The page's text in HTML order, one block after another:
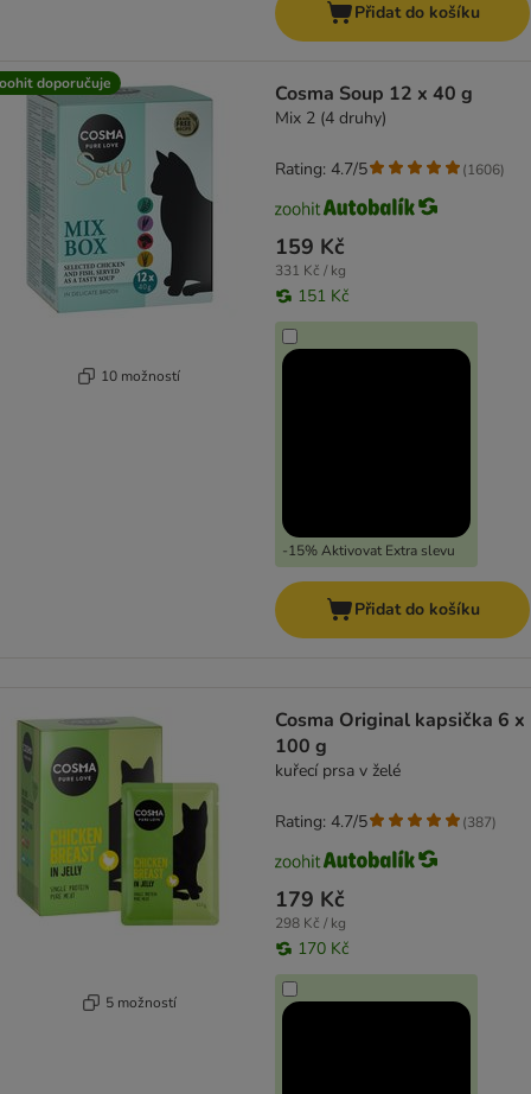
Přidat do košíku
doporučuje
10 možností
Cosma Soup 12 x 40 g
Mix 2 (4 druhy)
159 Kč
331 Kč / kg
151 Kč
-15% Aktivovat Extra slevu
Rating: 4.7/5 (1606)
Přidat do košíku
5 možností
Cosma Original kapsička 6 x
100 g
kuřecí prsa v želé
179 Kč
298 Kč / kg
170 Kč
Rating: 4.7/5 (387)